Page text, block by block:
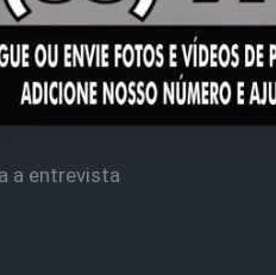
a entrevista